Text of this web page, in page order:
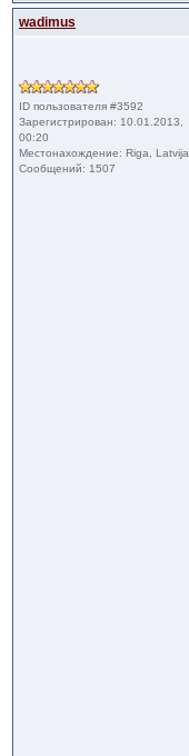
wadimus
ID пользователя #3592
Зарегистрирован: 10.01.2013,
00:20
Местонахождение: Riga, Latvija
Сообщений: 1507